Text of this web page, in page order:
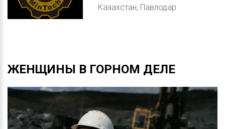
Казахстан, Павлодар
ЖЕНЩИНЫ В ГОРНОМ ДЕЛЕ